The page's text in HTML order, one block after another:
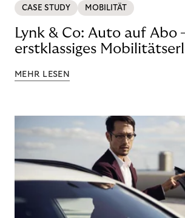
CASE STUDY MOBILITÄT
Lynk & Co: Auto auf Abo
erstklassiges
MEHR LESEN